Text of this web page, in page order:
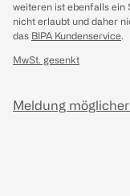
weiteren ist ebenfalls ein
nicht erlaubt und daher
das BIPA Kundenservice.
MwSt. gesenkt
Meldung